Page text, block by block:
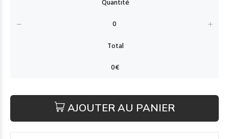
AJOUTER AU PANIER